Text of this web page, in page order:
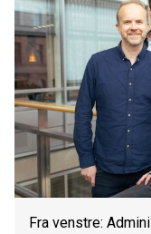
Fra venstre: